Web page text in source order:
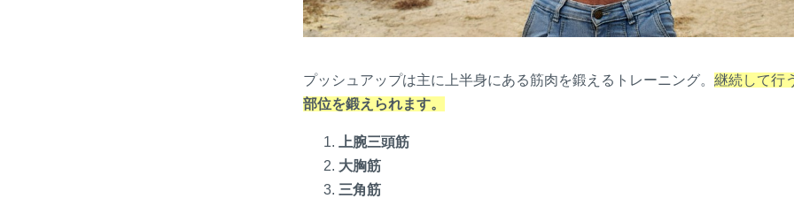
プッシュアップは主に上半身にある筋肉を鍛えるトレーニング。 継続して行
部位を鍛えられます。
上腕三頭筋
大胸筋
三角筋